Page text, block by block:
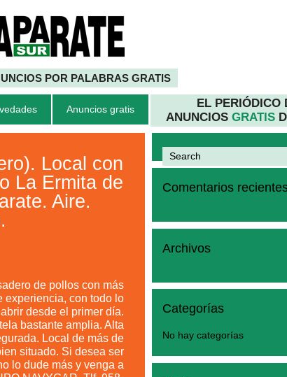
POR PALABRAS GRATIS
Anuncios gratis
EL PERIÓDICO
ANUNCIOSGRATIS
Local con
La Ermita de
Aire.
de pollos con más
experiencia, con todo lo
desde el primer día.
bastante amplia. Alta
Local de más de
situado. Si desea ser
lo dude más y venga a
Comentarios
Archivos
Categorías
No hay categorías